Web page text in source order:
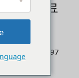
레인 재료
Ukrainian